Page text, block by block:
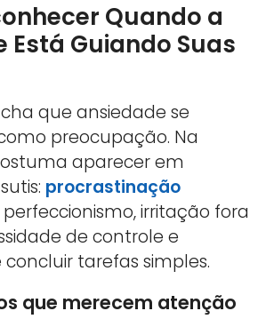
Quando a
Está Guiando Suas
que ansiedade se
preocupação. Na
aparecer em
procrastinação
irritação fora
de controle e
tarefas simples.
que merecem atenção